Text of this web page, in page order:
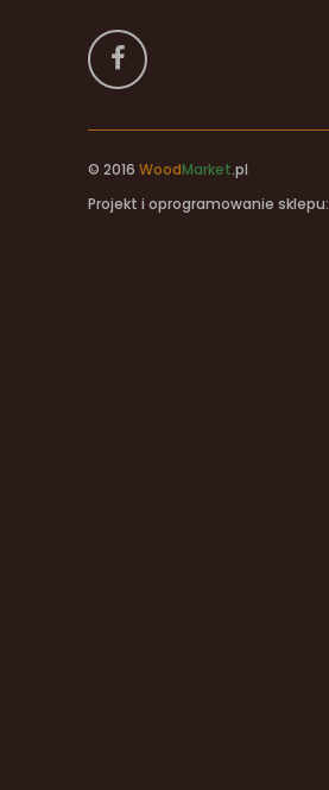
© 2016 WoodMarket.pl
Projekt i oprogramowanie sklepu: